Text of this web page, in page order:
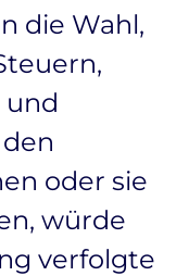
die Wahl,
und
oder sie
würde
verfolgte